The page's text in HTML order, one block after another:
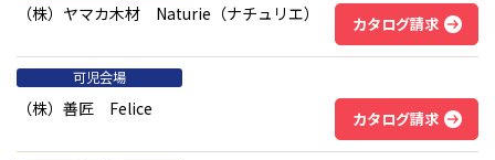
（株）ヤマカ木材 Naturie（ナチュリエ） カタログ請求
可児会場
（株）善匠 Felice カタログ請求